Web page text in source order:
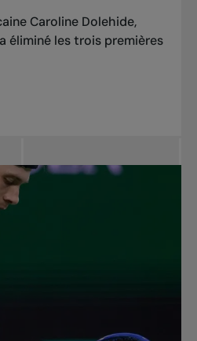
Caroline Dolehide,
éliminé les trois premières